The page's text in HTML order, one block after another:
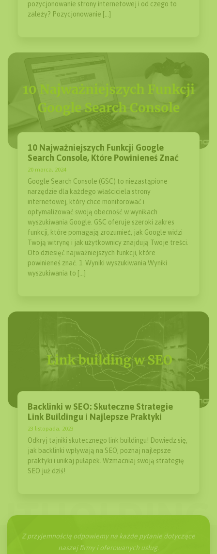
pozycjonowanie strony internetowej i od czego to
zależy? Pozycjonowanie […]
10 Najważniejszych Funkcji Google
Search Console, Które Powinieneś Znać
20 marca, 2024
Google Search Console (GSC) to niezastąpione
narzędzie dla każdego właściciela strony
internetowej, który chce monitorować i
optymalizować swoją obecność w wynikach
wyszukiwania Google. GSC oferuje szeroki zakres
funkcji, które pomagają zrozumieć, jak Google widzi
Twoją witrynę i jak użytkownicy znajdują Twoje treści.
Oto dziesięć najważniejszych funkcji, które
powinieneś znać. 1. Wyniki wyszukiwania Wyniki
wyszukiwania to […]
Backlinki w SEO: Skuteczne Strategie
Link Buildingu i Najlepsze Praktyki
23 listopada, 2023
Odkryj tajniki skutecznego link buildingu! Dowiedz się,
jak backlinki wpływają na SEO, poznaj najlepsze
praktyki i unikaj pułapek. Wzmacniaj swoją strategię
SEO już dziś!
Z przyjemnością odpowiemy na każde pytanie dotyczące
naszej firmy i oferowanych usług.